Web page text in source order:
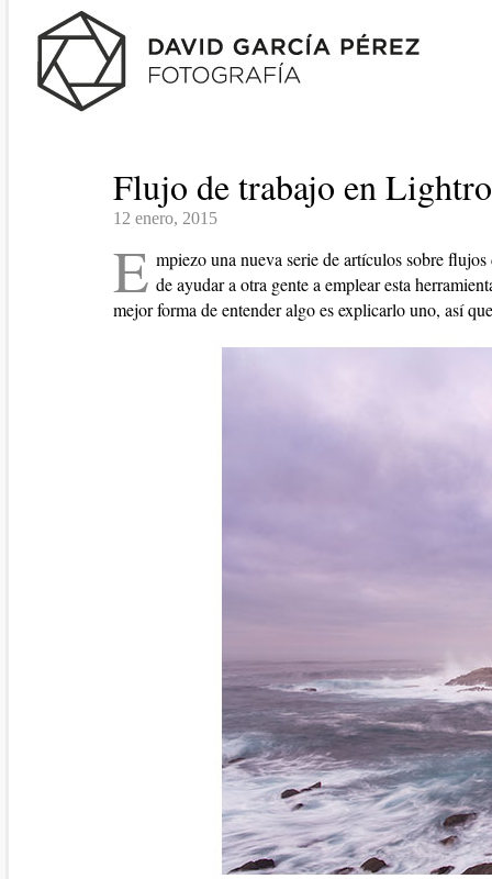
Flujo de trabajo en
12 enero, 2015
E mpiezo una nueva serie de artículos sobre
de ayudar a otra gente a emplear esta
mejor forma de entender algo es explicarlo uno, así